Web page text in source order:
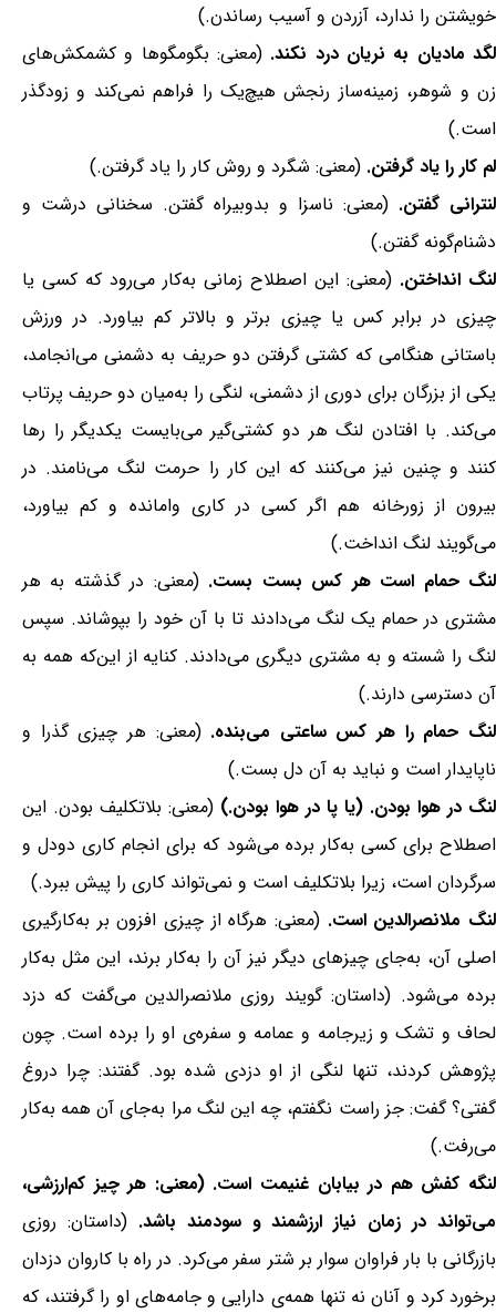
خویشتن را ندارد، آزردن و آسیب رساندن.)
لگد مادیان به نریان درد نکند. (معنی: بگومگوها و کشمکش‌های
زن و شوهر، زمینه‌ساز رنجش هیچ‌یک را فراهم نمی‌کند و زودگذر
است.)
لم کار را یاد گرفتن. (معنی: شگرد و روش کار را یاد گرفتن.)
لنترانی گفتن. (معنی: ناسزا و بدوبیراه گفتن. سخنانی درشت و
دشنام‌گونه گفتن.)
لنگ انداختن. (معنی: این اصطلاح زمانی به‌کار می‌رود که کسی یا
چیزی در برابر کس یا چیزی برتر و بالاتر کم بیاورد. در ورزش
باستانی هنگامی که کشتی گرفتن دو حریف به دشمنی می‌انجامد،
یکی از بزرگان برای دوری از دشمنی، لنگی را به‌میان دو حریف پرتاب
می‌کند. با افتادن لنگ هر دو کشتی‌گیر می‌بایست یکدیگر را رها
کنند و چنین نیز می‌کنند که این کار را حرمت لنگ می‌نامند. در
بیرون از زورخانه هم اگر کسی در کاری وامانده و کم بیاورد،
می‌گویند لنگ انداخت.)
لنگ حمام است هر کس بست بست. (معنی: در گذشته به هر
مشتری در حمام یک لنگ می‌دادند تا با آن خود را بپوشاند. سپس
لنگ را شسته و به مشتری دیگری می‌دادند. کنایه از این‌که همه به
آن دسترسی دارند.)
لنگ حمام را هر کس ساعتی می‌بنده. (معنی: هر چیزی گذرا و
ناپایدار است و نباید به آن دل بست.)
لنگ در هوا بودن. (یا پا در هوا بودن.) (معنی: بلاتکلیف بودن. این
اصطلاح برای کسی به‌کار برده می‌شود که برای انجام کاری دودل و
سرگردان است، زیرا بلاتکلیف است و نمی‌تواند کاری را پیش ببرد.)
لنگ ملانصرالدین است. (معنی: هرگاه از چیزی افزون بر به‌کارگیری
اصلی آن، به‌جای چیزهای دیگر نیز آن را به‌کار برند، این مثل به‌کار
برده می‌شود. (داستان: گویند روزی ملانصرالدین می‌گفت که دزد
لحاف و تشک و زیرجامه و عمامه و سفره‌ی او را برده است. چون
پژوهش کردند، تنها لنگی از او دزدی شده بود. گفتند: چرا دروغ
گفتی؟ گفت: جز راست نگفتم، چه این لنگ مرا به‌جای آن همه به‌کار
می‌رفت.)
لنگه کفش هم در بیابان غنیمت است. (معنی: هر چیز کم‌ارزشی،
می‌تواند در زمان نیاز ارزشمند و سودمند باشد. (داستان: روزی
بازرگانی با بار فراوان سوار بر شتر سفر می‌کرد. در راه با کاروان دزدان
برخورد کرد و آنان نه تنها همه‌ی دارایی و جامه‌های او را گرفتند، که